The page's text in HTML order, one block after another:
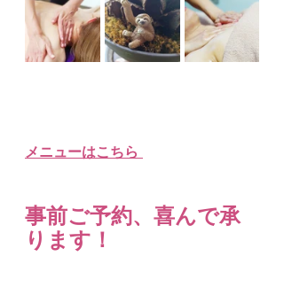
メニューはこちら
事前ご予約、喜んで承
ります！